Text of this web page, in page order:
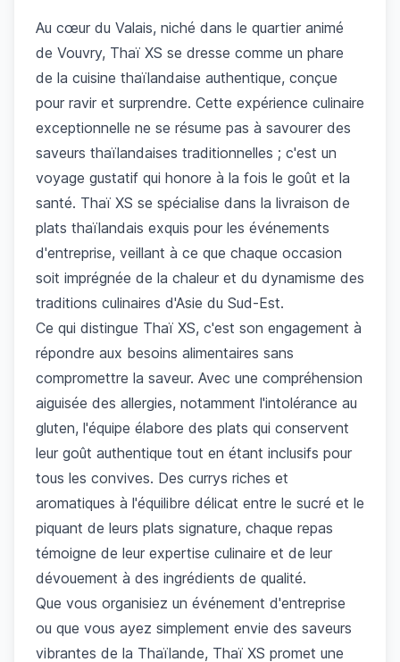
Au cœur du Valais, niché dans le quartier animé
de Vouvry, Thaï XS se dresse comme un phare
de la cuisine thaïlandaise authentique, conçue
pour ravir et surprendre. Cette expérience culinaire
exceptionnelle ne se résume pas à savourer des
saveurs thaïlandaises traditionnelles ; c'est un
voyage gustatif qui honore à la fois le goût et la
santé. Thaï XS se spécialise dans la livraison de
plats thaïlandais exquis pour les événements
d'entreprise, veillant à ce que chaque occasion
soit imprégnée de la chaleur et du dynamisme des
traditions culinaires d'Asie du Sud-Est.
Ce qui distingue Thaï XS, c'est son engagement à
répondre aux besoins alimentaires sans
compromettre la saveur. Avec une compréhension
aiguisée des allergies, notamment l'intolérance au
gluten, l'équipe élabore des plats qui conservent
leur goût authentique tout en étant inclusifs pour
tous les convives. Des currys riches et
aromatiques à l'équilibre délicat entre le sucré et le
piquant de leurs plats signature, chaque repas
témoigne de leur expertise culinaire et de leur
dévouement à des ingrédients de qualité.
Que vous organisiez un événement d'entreprise
ou que vous ayez simplement envie des saveurs
vibrantes de la Thaïlande, Thaï XS promet une